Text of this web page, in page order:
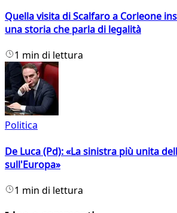
Quella visita di Scalfaro a Corleone
una storia che parla di legalità
1 min di lettura
Politica
De Luca (Pd): «La sinistra più unita
sull'Europa»
1 min di lettura